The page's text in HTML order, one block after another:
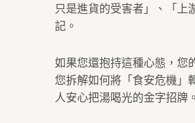
只是進貨的受害者」、「上
記。
如果您還抱持這種心態，您
您拆解如何將「食安危機」
人安心把湯喝光的金字招牌。